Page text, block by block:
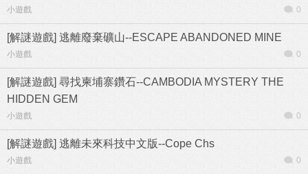
小遊戲 0
[解謎遊戲] 逃離廢棄礦山--ESCAPE ABANDONED MINE
小遊戲 0
[解謎遊戲] 尋找柬埔寨鑽石--CAMBODIA MYSTERY THE
HIDDEN GEM
小遊戲 0
[解謎遊戲] 逃離未來科技中文版--Cope Chs
小遊戲 0